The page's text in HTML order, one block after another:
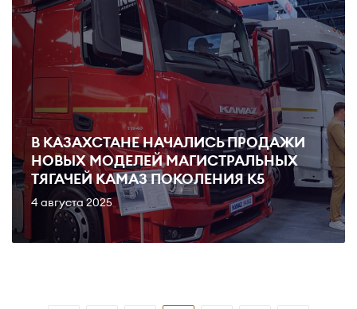
В КАЗАХСТАНЕ НАЧАЛИСЬ ПРОДАЖИ
НОВЫХ МОДЕЛЕЙ МАГИСТРАЛЬНЫХ
ТЯГАЧЕЙ КАМАЗ ПОКОЛЕНИЯ К5
4 августа 2025